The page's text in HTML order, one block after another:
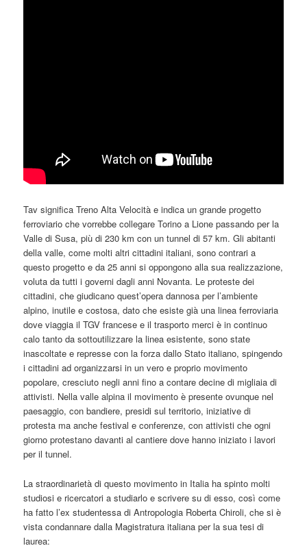
Tav significa Treno Alta Velocità e indica un grande progetto
ferroviario che vorrebbe collegare Torino a Lione passando per la
Valle di Susa, più di 230 km con un tunnel di 57 km. Gli abitanti
della valle, come molti altri cittadini italiani, sono contrari a
questo progetto e da 25 anni si oppongono alla sua realizzazione,
voluta da tutti i governi dagli anni Novanta. Le proteste dei
cittadini, che giudicano quest’opera dannosa per l’ambiente
alpino, inutile e costosa, dato che esiste già una linea ferroviaria
dove viaggia il TGV francese e il trasporto merci è in continuo
calo tanto da sottoutilizzare la linea esistente, sono state
inascoltate e represse con la forza dallo Stato italiano, spingendo
i cittadini ad organizzarsi in un vero e proprio movimento
popolare, cresciuto negli anni fino a contare decine di migliaia di
attivisti. Nella valle alpina il movimento è presente ovunque nel
paesaggio, con bandiere, presidi sul territorio, iniziative di
protesta ma anche festival e conferenze, con attivisti che ogni
giorno protestano davanti al cantiere dove hanno iniziato i lavori
per il tunnel.
La straordinarietà di questo movimento in Italia ha spinto molti
studiosi e ricercatori a studiarlo e scrivere su di esso, così come
ha fatto l’ex studentessa di Antropologia Roberta Chiroli, che si è
vista condannare dalla Magistratura italiana per la sua tesi di
laurea: